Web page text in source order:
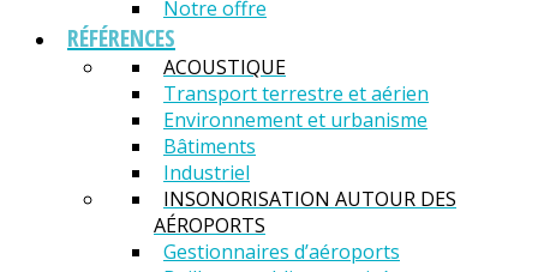
Notre offre
RÉFÉRENCES
ACOUSTIQUE
Transport terrestre et aérien
Environnement et urbanisme
Bâtiments
Industriel
INSONORISATION AUTOUR DES
AÉROPORTS
Gestionnaires d’aéroports